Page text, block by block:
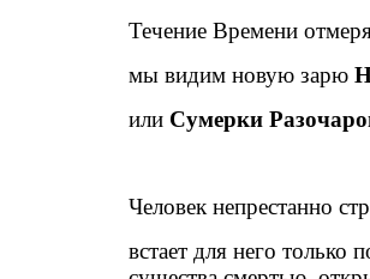
Течение Времени
мы видим новую зарю
или Сумерки
Человек непрестанно
встает для него только